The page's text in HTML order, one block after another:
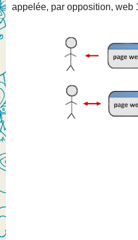
appelée, par opposition, web